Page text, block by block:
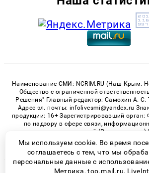
Наименование СМИ: NCRIM.RU (Наш Крым.
Общество с ограниченной
Решения" Главный редактор: Самохин А. С.
Адрес эл. почты: infolivesmi@yandex.ru
продукции: 16+ Зарегистрировавший орган:
по надзору в сфере связи,
массовых коммуникаций (Роскомнадзор)
номер СМИ ЭЛ № ФС 77 - 81150 от
Мы используем cookie. Во время
соглашаетесь с тем, что мы
персональные данные с
Метрика, top.mail.ru,